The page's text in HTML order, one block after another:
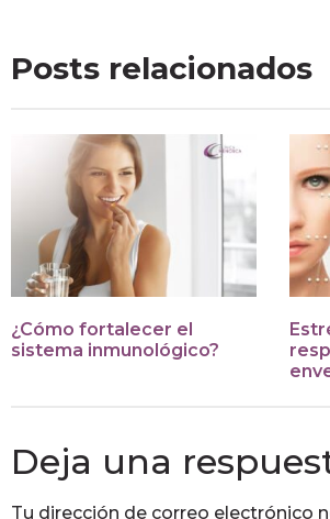
Posts relacionados
¿Cómo fortalecer el
sistema inmunológico?
Deja una
Tu dirección de correo electrónico